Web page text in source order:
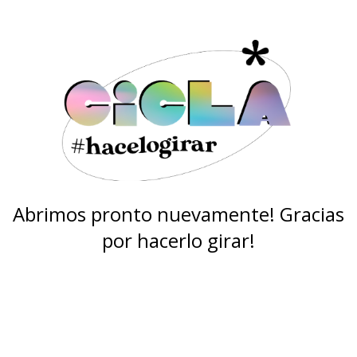
Abrimos pronto nuevamente! Gracias
por hacerlo girar!